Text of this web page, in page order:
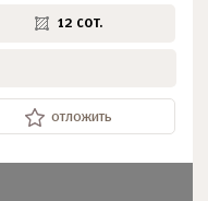
12 сот.
отложить